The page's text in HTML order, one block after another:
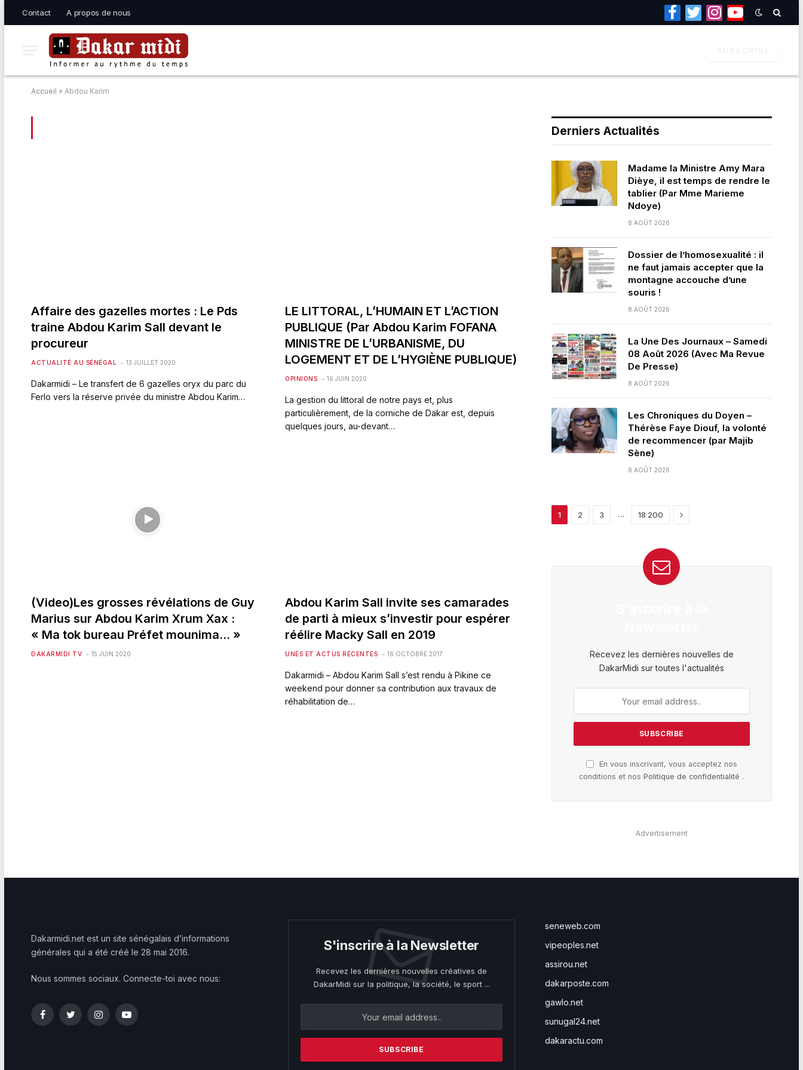
Contact A propos de nous
Facebook
TwitterInstagramYouTube
Accueil » Abdou Karim
Affaire des gazelles mortes : Le Pds
traine Abdou Karim Sall devant le
procureur
ACTUALITÉ AU SÉNÉGAL 13 JUILLET 2020
Dakarmidi – Le transfert de 6 gazelles oryx du parc du
Ferlo vers la réserve privée du ministre Abdou Karim…
LE LITTORAL, L’HUMAIN ET L’ACTION
PUBLIQUE (Par Abdou Karim FOFANA
MINISTRE DE L’URBANISME, DU
LOGEMENT ET DE L’HYGIÈNE PUBLIQUE)
OPINIONS 16 JUIN 2020
La gestion du littoral de notre pays et, plus
particulièrement, de la corniche de Dakar est, depuis
quelques jours, au-devant…
(Video)Les grosses révélations de Guy
Marius sur Abdou Karim Xrum Xax :
« Ma tok bureau Préfet mounima… »
DAKARMIDI TV 15 JUIN 2020
Abdou Karim Sall invite ses camarades
de parti à mieux s’investir pour espérer
réélire Macky Sall en 2019
UNES ET ACTUS RÉCENTES 16 OCTOBRE 2017
Dakarmidi – Abdou Karim Sall s’est rendu à Pikine ce
weekend pour donner sa contribution aux travaux de
réhabilitation de…
Derniers Actualités
Madame la Ministre Amy Mara
Dièye, il est temps de rendre le
tablier (Par Mme Marieme
Ndoye)
8 AOÛT 2026
Dossier de l’homosexualité : il
ne faut jamais accepter que la
montagne accouche d’une
souris !
8 AOÛT 2026
La Une Des Journaux – Samedi
08 Août 2026 (Avec Ma Revue
De Presse)
8 AOÛT 2026
Les Chroniques du Doyen –
Thérèse Faye Diouf, la volonté
de recommencer (par Majib
Sène)
8 AOÛT 2026
1 2 3 … 18 200 Next
Recevez les dernières nouvelles de
DakarMidi sur toutes l'actualités
En vous inscrivant, vous acceptez nos
conditions et nosPolitique de confidentialité .
Advertisement
Dakarmidi.net est un site sénégalais d’informations
générales qui a été créé le 28 mai 2016.
Nous sommes sociaux. Connecte-toi avec nous:
FacebookTwitterInstagramYouTube
S'inscrire à la Newsletter
Recevez les dernières nouvelles créatives de
DakarMidi sur la politique, la société, le sport ...
seneweb.com
vipeoples.net
assirou.net
dakarposte.com
gawlo.net
sunugal24.net
dakaractu.com